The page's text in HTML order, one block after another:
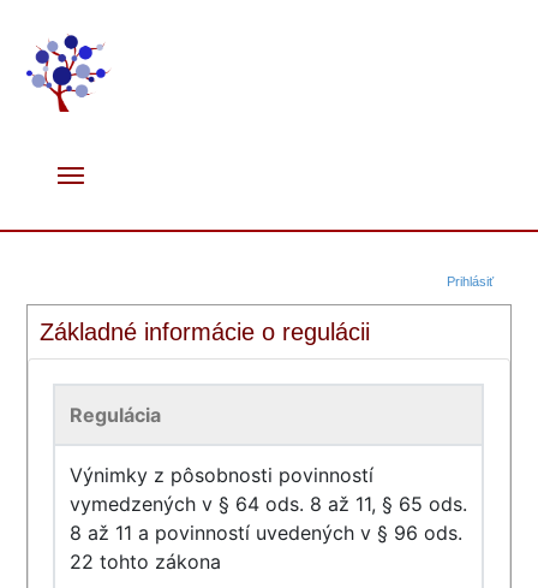
Prihlásiť
Základné informácie o regulácii
Regulácia
Výnimky z pôsobnosti povinností
vymedzených v § 64 ods. 8 až 11, § 65 ods.
8 až 11 a povinností uvedených v § 96 ods.
22 tohto zákona